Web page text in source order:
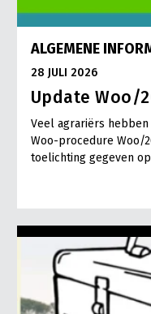
ALGEMENE
28 JULI 2026
Update Woo/
Veel agrariërs
Woo-procedure Woo/
toelichting gegeven